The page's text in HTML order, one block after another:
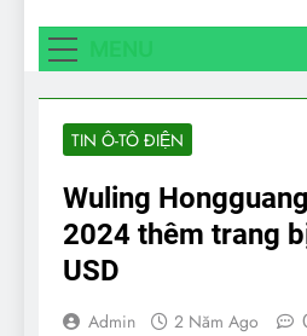
TIN Ô-TÔ ĐIỆN
Wuling
2024 thêm trang
USD
Admin 2 Năm Ago